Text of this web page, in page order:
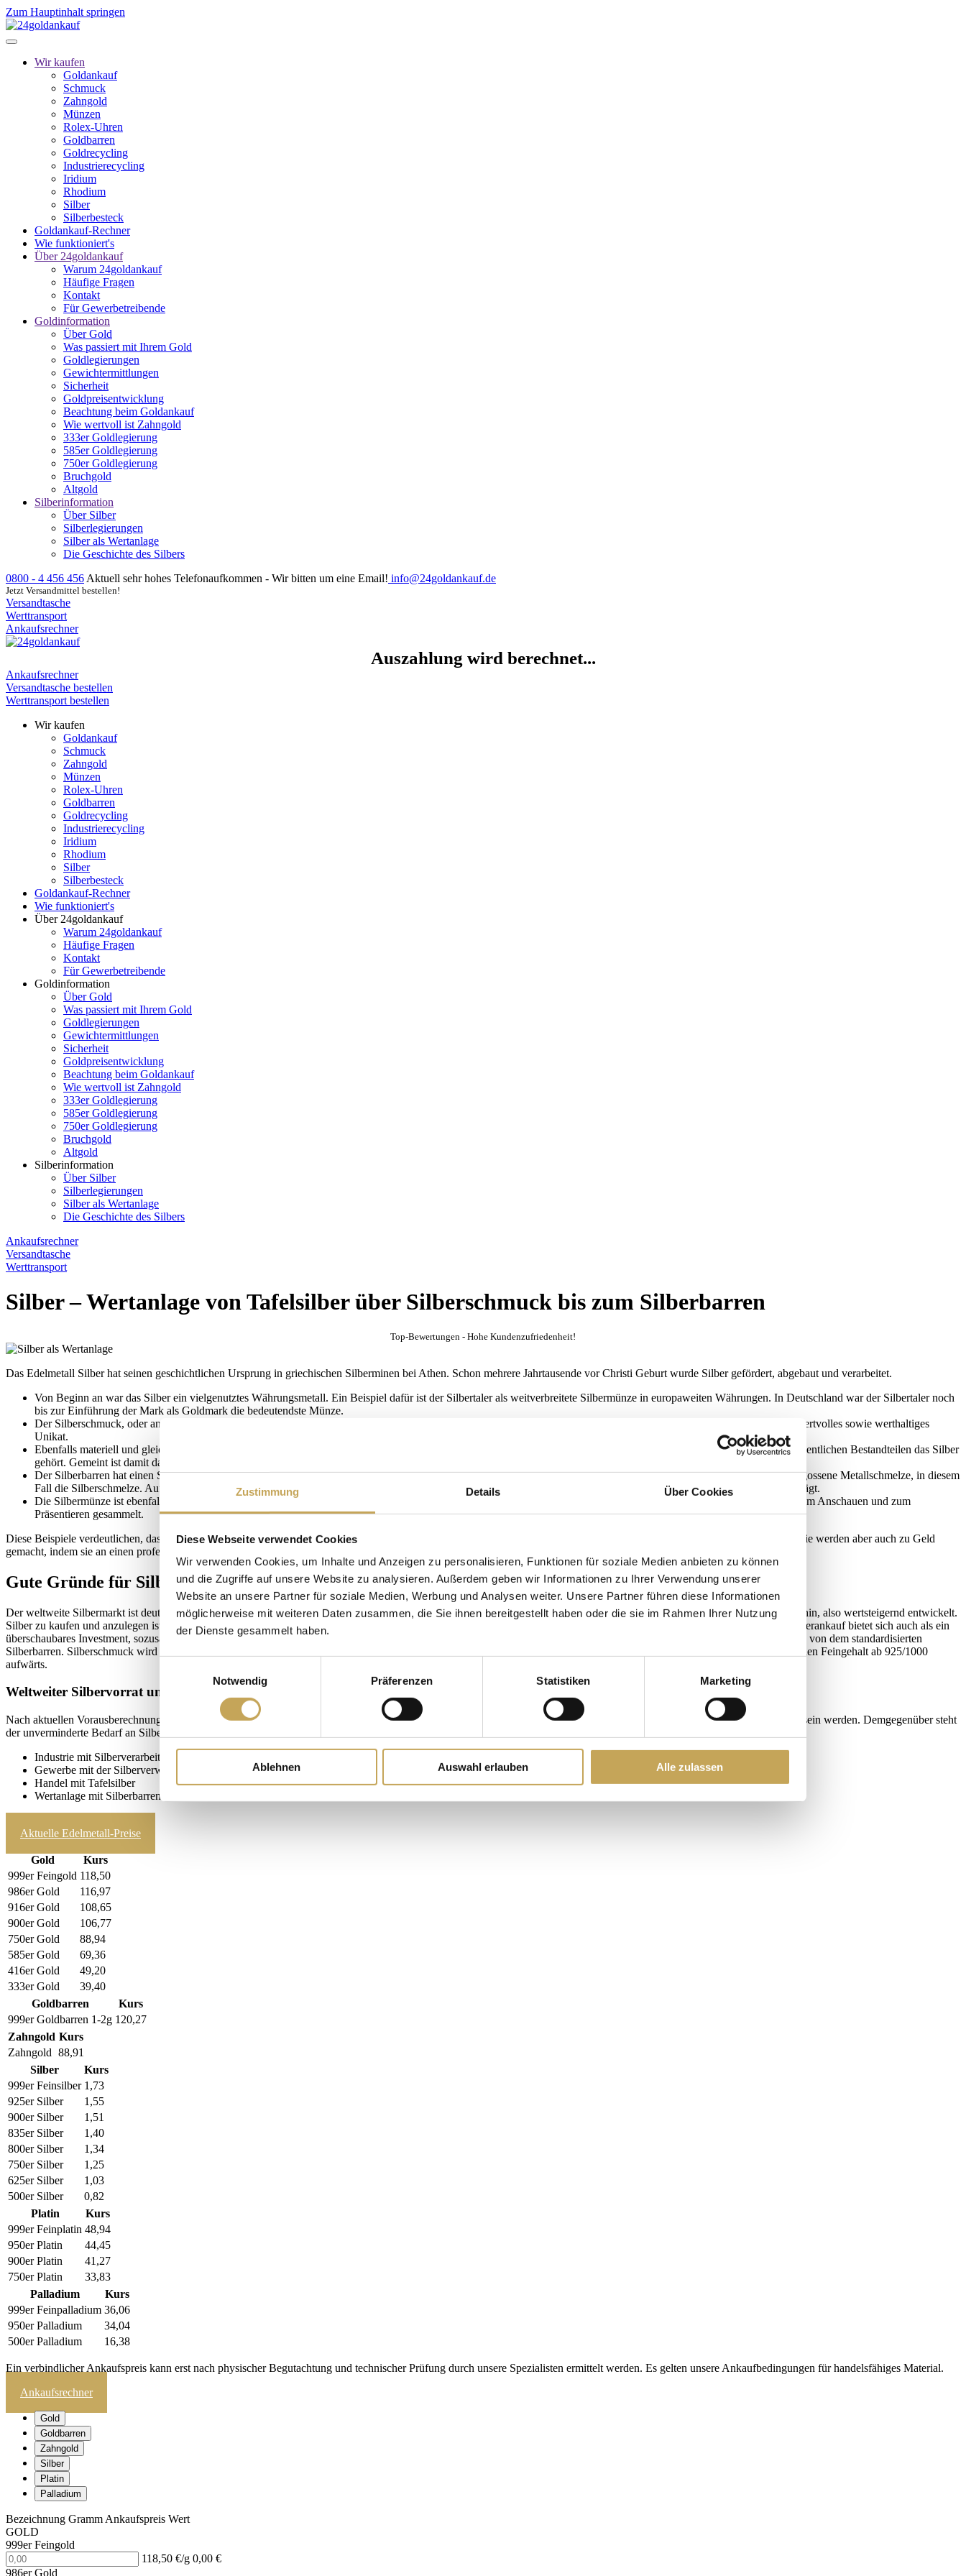
Zustimmung Details Über Cookies
Diese Webseite verwendet Cookies
Wir verwenden Cookies, um Inhalte und Anzeigen zu personalisieren, Funktionen für soziale Medien anbieten zu können
und die Zugriffe auf unsere Website zu analysieren. Außerdem geben wir Informationen zu Ihrer Verwendung unserer
Website an unsere Partner für soziale Medien, Werbung und Analysen weiter. Unsere Partner führen diese Informationen
möglicherweise mit weiteren Daten zusammen, die Sie ihnen bereitgestellt haben oder die sie im Rahmen Ihrer Nutzung
der Dienste gesammelt haben.
Notwendig
Präferenzen Statistiken Marketing
Ablehnen Auswahl erlauben Alle zulassen
Zum Hauptinhalt springen
Wir kaufen
Goldankauf
Schmuck
Zahngold
Münzen
Rolex-Uhren
Goldbarren
Goldrecycling
Industrierecycling
Iridium
Rhodium
Silber
Silberbesteck
Goldankauf-Rechner
Wie funktioniert's
Über 24goldankauf
Warum 24goldankauf
Häufige Fragen
Kontakt
Für Gewerbetreibende
Goldinformation
Über Gold
Was passiert mit Ihrem Gold
Goldlegierungen
Gewichtermittlungen
Sicherheit
Goldpreisentwicklung
Beachtung beim Goldankauf
Wie wertvoll ist Zahngold
333er Goldlegierung
585er Goldlegierung
750er Goldlegierung
Bruchgold
Altgold
Silberinformation
Über Silber
Silberlegierungen
Silber als Wertanlage
Die Geschichte des Silbers
0800 - 4 456 456 Aktuell sehr hohes Telefonaufkommen - Wir bitten um eine Email! info@24goldankauf.de
Jetzt Versandmittel bestellen!
Versandtasche
Werttransport
Ankaufsrechner
Auszahlung wird berechnet...
Ankaufsrechner
Versandtasche bestellen
Werttransport bestellen
Wir kaufen
Goldankauf
Schmuck
Zahngold
Münzen
Rolex-Uhren
Goldbarren
Goldrecycling
Industrierecycling
Iridium
Rhodium
Silber
Silberbesteck
Goldankauf-Rechner
Wie funktioniert's
Über 24goldankauf
Warum 24goldankauf
Häufige Fragen
Kontakt
Für Gewerbetreibende
Goldinformation
Über Gold
Was passiert mit Ihrem Gold
Goldlegierungen
Gewichtermittlungen
Sicherheit
Goldpreisentwicklung
Beachtung beim Goldankauf
Wie wertvoll ist Zahngold
333er Goldlegierung
585er Goldlegierung
750er Goldlegierung
Bruchgold
Altgold
Silberinformation
Über Silber
Silberlegierungen
Silber als Wertanlage
Die Geschichte des Silbers
Ankaufsrechner
Versandtasche
Werttransport
Silber – Wertanlage von Tafelsilber über Silberschmuck bis zum Silberbarren
Top-Bewertungen - Hohe Kundenzufriedenheit!
Das Edelmetall Silber hat seinen geschichtlichen Ursprung in griechischen Silberminen bei Athen. Schon mehrere Jahrtausende vor Christi Geburt wurde Silber gefördert, abgebaut und verarbeitet.
Von Beginn an war das Silber ein vielgenutztes Währungsmetall. Ein Beispiel dafür ist der Silbertaler als weitverbreitete Silbermünze in europaweiten Währungen. In Deutschland war der Silbertaler noch
bis zur Einführung der Mark als Goldmark die bedeutendste Münze.
Der Silberschmuck, oder andersrum gesagt das Schmucksilber, hat seit jeher einen sowohl ideellen als auch materiellen Wert. Jeder handgefertigte Silberschmuck ist ein wertvolles sowie werthaltiges
Unikat.
Ebenfalls materiell und gleichfalls ideell wertvoll ist das Tafelsilber im Haushalt. Unter dem Begriff Tafelsilber werden Bestecke und Geschirre subsummiert, zu deren wesentlichen Bestandteilen das Silber
gehört. Gemeint ist damit das 925er Sterlingsilber als das Silber mit dem für diese Zwecke höchstmöglichen Feingehalt.
Der Silberbarren hat einen Silberfeingehalt von 999/1000, also noch deutlich mehr als das Sterlingsilber. Der Barren ganz allgemein ist die in eine standardisierte Form gegossene Metallschmelze, in diesem
Fall die Silberschmelze. Auf dem einzelnen Edelmetall- beziehungsweise Silberbarren sind Feingehalt, Herstellermarke, Seriennummer sowie das Produktionsjahr eingeprägt.
Die Silbermünze ist ebenfalls als Wertanlage geeignet; sie wird von Liebhabern als Sammler- oder als Gedenkmünze gehandelt, sprich gekauft, verkauft, getauscht oder zum Anschauen und zum
Präsentieren gesammelt.
Diese Beispiele verdeutlichen, dass es eine Vielfalt an Möglichkeiten für das Edelmetall Silber als Wertanlage gibt. Silberne Gegenstände werden verschenkt und auch vererbt. Sie werden aber auch zu Geld
gemacht, indem sie an einen professionellen Gold- und Silberhändler verkauft werden.
Gute Gründe für Silber als Wertanlage
Der weltweite Silbermarkt ist deutlich kleiner als der Goldmarkt. Vergleichbar mit dem Goldpreis hat sich auch der Silberpreis in der jüngeren Vergangenheit deutlich nach obenhin, also wertsteigernd entwickelt.
Silber zu kaufen und anzulegen ist aufgrund seines geringeren Wertes deutlich günstiger als Gold. Mit Silberschmuck und Tafelsilber gibt es deutlich mehr Alternativen. Der Silberankauf bietet sich auch als ein
überschaubares Investment, sozusagen Step by Step an. Dabei ist zu berücksichtigen, dass je nach Art der Wertanlage Silber einigen bis viel Platz beansprucht; einmal abgesehen von dem standardisierten
Silberbarren. Silberschmuck wird nur in seltenen Fällen als reine Wertanlage angeschafft. Der Grundsatz lautet: wenn schon Silber als Wertanlage, dann mit einem möglichst hohen Feingehalt ab 925/1000
aufwärts.
Weltweiter Silbervorrat und seine Begrenztheit
Nach aktuellen Vorausberechnungen wird davon ausgegangen, dass etwa zur Jahrhundertmitte die weltweiten Silbervorräte erschöpft, in dem Sinne abgebaut und aufgebraucht sein werden. Demgegenüber steht
der unverminderte Bedarf an Silber, und zwar für die Bereiche
Industrie mit Silberverarbeitung in der Produktion
Gewerbe mit der Silberverwendung für Silberschmuck
Handel mit Tafelsilber
Wertanlage mit Silberbarren und Silbermünzen
Aktuelle Edelmetall-Preise
Gold
Kurs
999er Feingold 118,50
986er Gold
116,97
916er Gold
108,65
900er Gold
106,77
750er Gold
88,94
585er Gold
69,36
416er Gold
49,20
333er Gold
39,40
Goldbarren
Kurs
999er Goldbarren 1-2g 120,27
Zahngold Kurs
Zahngold 88,91
Silber
Kurs
999er Feinsilber 1,73
925er Silber
1,55
900er Silber
1,51
835er Silber
1,40
800er Silber
1,34
750er Silber
1,25
625er Silber
1,03
500er Silber
0,82
Platin
Kurs
999er Feinplatin 48,94
950er Platin
44,45
900er Platin
41,27
750er Platin
33,83
Palladium
Kurs
999er Feinpalladium 36,06
950er Palladium
34,04
500er Palladium
16,38
Ein verbindlicher Ankaufspreis kann erst nach physischer Begutachtung und technischer Prüfung durch unsere Spezialisten ermittelt werden. Es gelten unsere Ankaufbedingungen für handelsfähiges Material.
Ankaufsrechner
Gold
Goldbarren
Zahngold
Silber
Platin
Palladium
Bezeichnung Gramm Ankaufspreis Wert
GOLD
999er Feingold
118,50 €/g 0,00 €
986er Gold